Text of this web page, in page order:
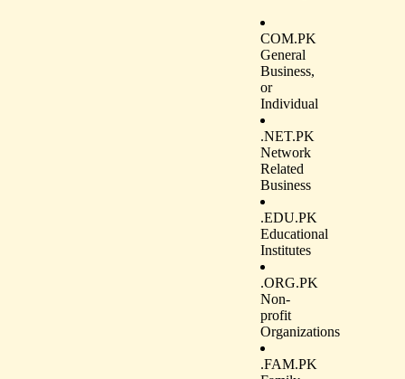
COM.PK
General
Business,
or
Individual
.NET.PK
Network
Related
Business
.EDU.PK
Educational
Institutes
.ORG.PK
Non-
profit
Organizations
.FAM.PK